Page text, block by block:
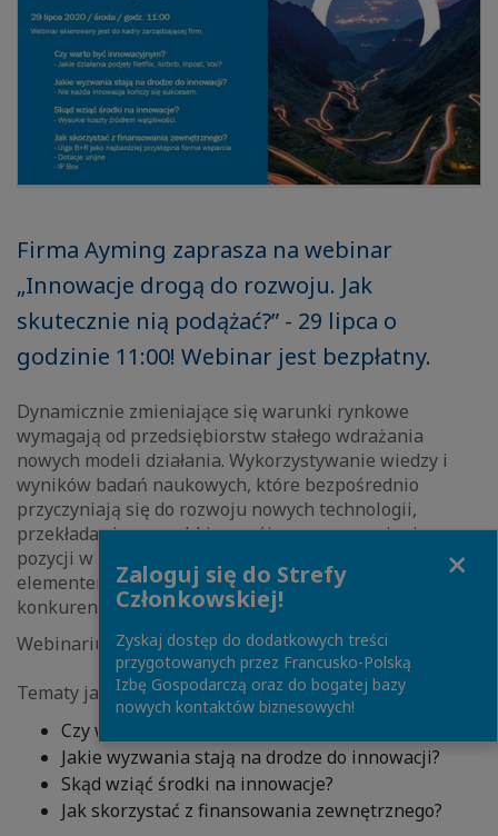
Firma Ayming zaprasza na webinar
„Innowacje drogą do rozwoju. Jak
skutecznie nią podążać?” - 29 lipca o
godzinie 11:00! Webinar jest bezpłatny.
Dynamicznie zmieniające się warunki rynkowe
wymagają od przedsiębiorstw stałego wdrażania
nowych modeli działania. Wykorzystywanie wiedzy i
wyników badań naukowych, które bezpośrednio
przyczyniają się do rozwoju nowych technologii,
przekłada się na szybki rozwój oraz wzmocnienie
pozycji w branży. Obecnie innowacyjność jest więc
elementem koniecznym dla rozwoju efektywności i
konkurencyjności przedsiębiorstw.
Webinarium skierowane jest do kadry zarządzającej.
Tematy jakie zostaną poruszone to:
Czy warto być innowacyjnym?
Jakie wyzwania stają na drodze do innowacji?
Skąd wziąć środki na innowacje?
Jak skorzystać z finansowania zewnętrznego?
Zaloguj się do Strefy
Członkowskiej!
Zyskaj dostęp do dodatkowych treści
przygotowanych przez Francusko-Polską
Izbę Gospodarczą oraz do bogatej bazy
nowych kontaktów biznesowych!